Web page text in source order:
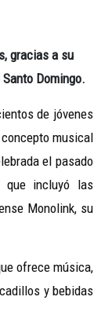
gracias a su
Domingo.
de jóvenes
musical
el pasado
que incluyó las
Monolink, su
ofrece música,
y bebidas